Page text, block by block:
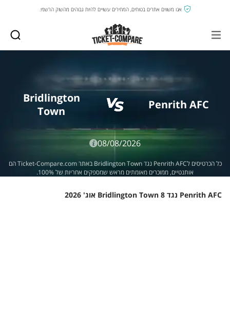
אנו משווים אתרים בטוחים, המחירים עשויים להיות גבוהים מהשוק הרשמי.
Penrith AFC
Bridlington
Town
08/08/2026
כל הכרטיסים לPenrith AFC נגד Bridlington Town באתר Ticket-Compare.com הם
אותנטיים, ממוכרים מאומתים מראש שמספקים אחריות של 100%.
Penrith AFC נגד Bridlington Town 8 אוג' 2026